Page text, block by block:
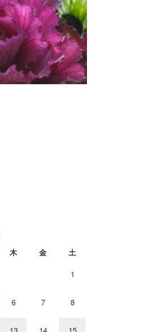
木 金 土
1
6 7 8
13 14 15